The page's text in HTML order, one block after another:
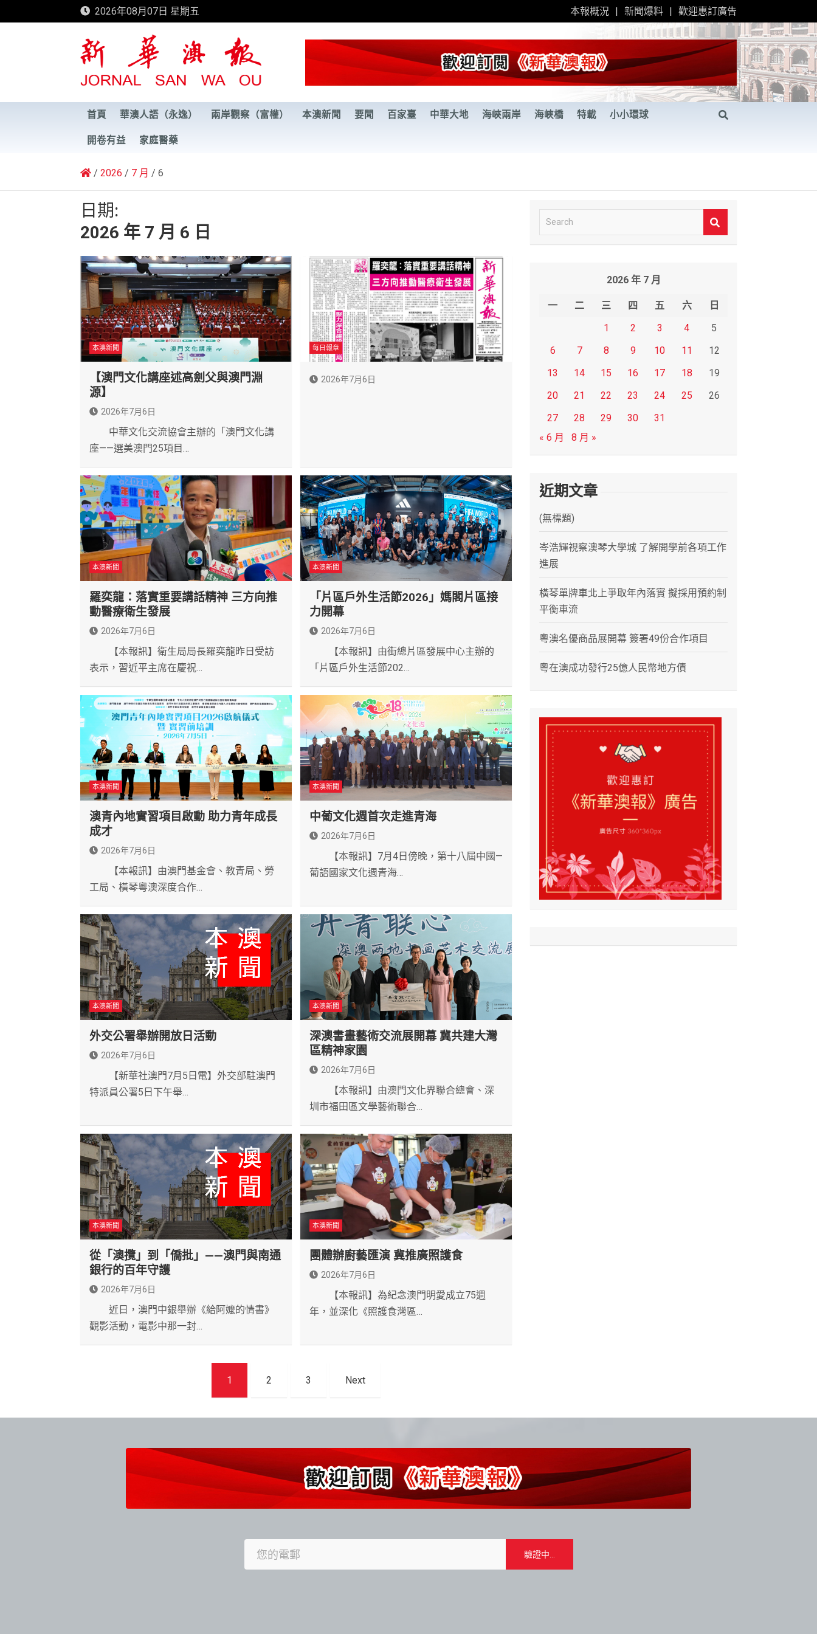
to
2026年08月07日 星期五 本報概況 新聞爆料 歡迎惠訂廣告
新華澳報
首頁 華澳人語（永逸） 兩岸觀察（富權） 本澳新聞 要聞 百家臺 中華大地 海峽兩岸 海峽橋 特載 小小環球
開卷有益 家庭醫藥
2026 7 月 6
日期:
2026 年 7 月 6 日
本澳新聞
【澳門文化講座述高劍父與澳門淵
源】
2026年7月6日
中華文化交流協會主辦的「澳門文化講
座——選美澳門25項目…
每日報章
2026年7月6日
本澳新聞
羅奕龍：落實重要講話精神 三方向推
動醫療衛生發展
2026年7月6日
【本報訊】衛生局局長羅奕龍昨日受訪
表示，習近平主席在慶祝…
本澳新聞
「片區戶外生活節2026」媽閣片區接
力開幕
2026年7月6日
【本報訊】由街總片區發展中心主辦的
「片區戶外生活節202…
本澳新聞
澳青內地實習項目啟動 助力青年成長
成才
2026年7月6日
【本報訊】由澳門基金會、教青局、勞
工局、橫琴粵澳深度合作…
本澳新聞
中葡文化週首次走進青海
2026年7月6日
【本報訊】7月4日傍晚，第十八屆中國—
葡語國家文化週青海…
本澳新聞
外交公署舉辦開放日活動
2026年7月6日
【新華社澳門7月5日電】外交部駐澳門
特派員公署5日下午舉…
本澳新聞
深澳書畫藝術交流展開幕 冀共建大灣
區精神家園
2026年7月6日
【本報訊】由澳門文化界聯合總會、深
圳市福田區文學藝術聯合…
本澳新聞
從「澳攬」到「僑批」——澳門與南通
銀行的百年守護
2026年7月6日
近日，澳門中銀舉辦《給阿嬤的情書》
觀影活動，電影中那一封…
本澳新聞
團體辦廚藝匯演 冀推廣照護食
2026年7月6日
【本報訊】為紀念澳門明愛成立75週
年，並深化《照護食灣區…
導
1 2 3 Next
e
2026 年 7 月
一 二 三 四 五 六
日
1
2 3 4
5
6
7 8 9 10 11
12
13
14 15 16 17 18
19
20
21 22 23 24 25
26
27
28 29 30
31
« 6 月
8 月 »
近期文章
(無標題)
岑浩輝視察澳琴大學城 了解開學前各項工作
進展
橫琴單牌車北上爭取年內落實 擬採用預約制
平衡車流
粵澳名優商品展開幕 簽署49份合作項目
粵在澳成功發行25億人民幣地方債